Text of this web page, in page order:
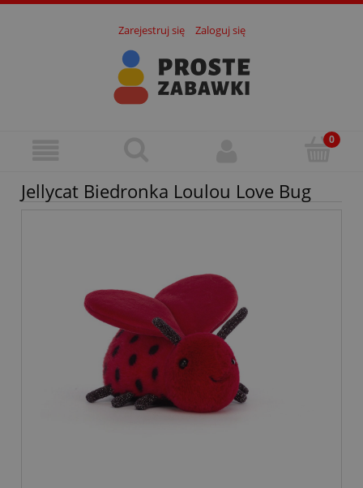
Zarejestruj się Zaloguj się
Jellycat Biedronka Loulou Love Bug